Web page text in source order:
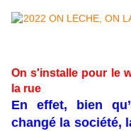
On s'installe pour le
la rue
En effet, bien
changé la société,